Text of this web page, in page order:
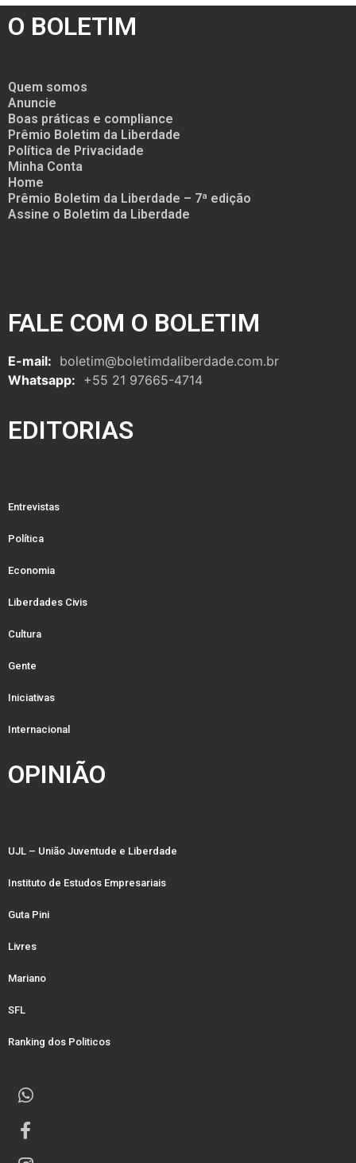
O BOLETIM
Quem somos
Anuncie
Boas práticas e compliance
Prêmio Boletim da Liberdade
Política de Privacidade
Minha Conta
Home
Prêmio Boletim da Liberdade – 7ª edição
Assine o Boletim da Liberdade
FALE COM O BOLETIM
E-mail: boletim@boletimdaliberdade.com.br
Whatsapp: +55 21 97665-4714
EDITORIAS
Entrevistas
Política
Economia
Liberdades Civis
Cultura
Gente
Iniciativas
Internacional
OPINIÃO
UJL – União Juventude e Liberdade
Instituto de Estudos Empresariais
Guta Pini
Livres
Mariano
SFL
Ranking dos Politicos